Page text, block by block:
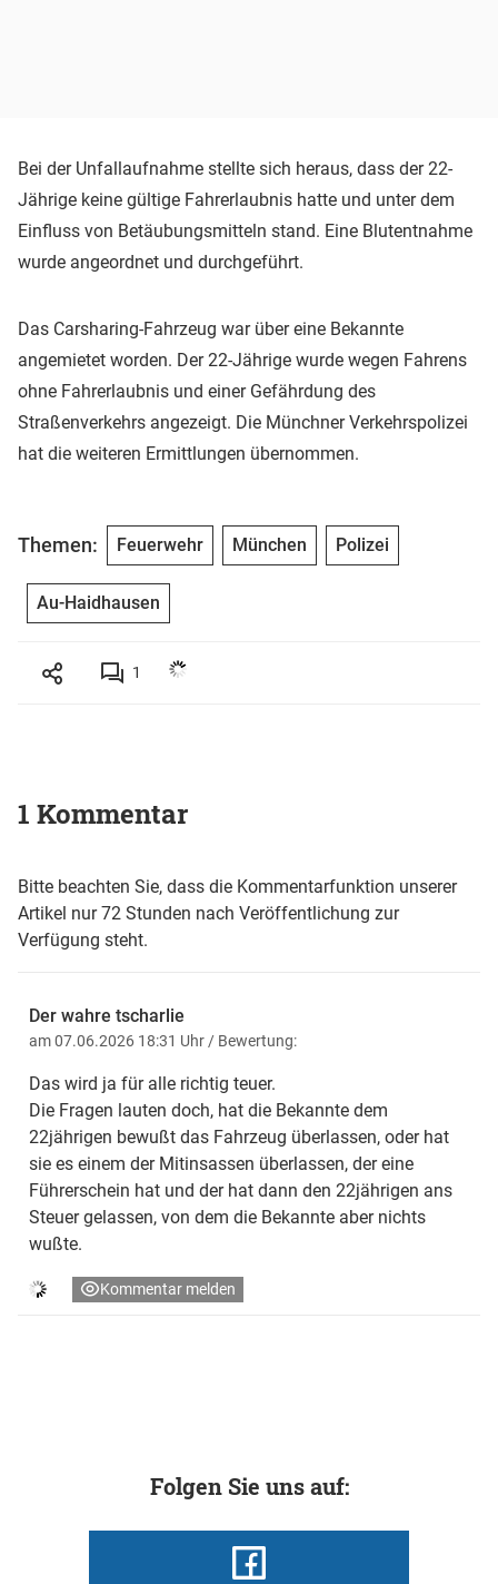
Bei der Unfallaufnahme stellte sich heraus, dass der 22-
Jährige keine gültige Fahrerlaubnis hatte und unter dem
Einfluss von Betäubungsmitteln stand. Eine Blutentnahme
wurde angeordnet und durchgeführt.
Das Carsharing-Fahrzeug war über eine Bekannte
angemietet worden. Der 22-Jährige wurde wegen Fahrens
ohne Fahrerlaubnis und einer Gefährdung des
Straßenverkehrs angezeigt. Die Münchner Verkehrspolizei
hat die weiteren Ermittlungen übernommen.
Themen: Feuerwehr München Polizei
Au-Haidhausen
1
1 Kommentar
Bitte beachten Sie, dass die Kommentarfunktion unserer
Artikel nur 72 Stunden nach Veröffentlichung zur
Verfügung steht.
Der wahre tscharlie
am 07.06.2026 18:31 Uhr / Bewertung:
Das wird ja für alle richtig teuer.
Die Fragen lauten doch, hat die Bekannte dem
22jährigen bewußt das Fahrzeug überlassen, oder hat
sie es einem der Mitinsassen überlassen, der eine
Führerschein hat und der hat dann den 22jährigen ans
Steuer gelassen, von dem die Bekannte aber nichts
wußte.
Kommentar melden
Folgen Sie uns auf: